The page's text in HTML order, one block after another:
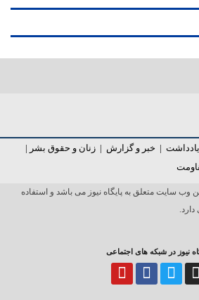
| خبر و گزارش | زنان و حقوق بشر |
وب سایت متعلق به پایگاه نیوز می باشد و استفاده
دارد.
نیوز در شبکه های اجتماعی